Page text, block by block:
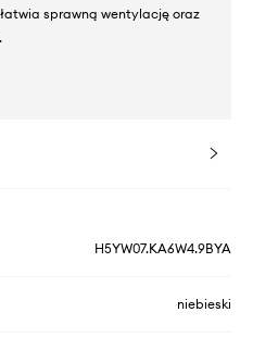
sprawną wentylację oraz
H5YW07.KA6W4.9BYA
niebieski